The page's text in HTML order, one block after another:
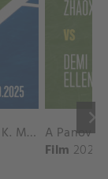
keyboard_arrow_right
A. Krunic and A. Danilina vs. P. Hon and K. Muchova Match Highlights - BEIJING_Capital Group Diamond ( October 02, 2025)
Film 2026